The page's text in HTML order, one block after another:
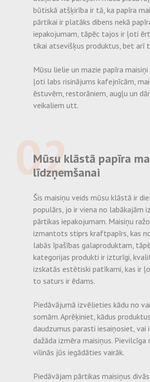
būtiskā atšķirība ir tā, ka papīra
pārtikai ir platāks dibens nekā
iepakojumam, tāpēc tajos ir ļoti
tikai atsevišķus produktus, bet arī
Mūsu lielie un mazie papīra
ļoti labs risinājums kafejnīcām,
ēstuvēm, restorāniem, augļu un
veikaliem utt.
02
Mūsu klāstā papīra
līdzņemšanai
Šis maisiņu veids mūsu klāstā ir
populārs, jo ir viena no labākajām
pārtikas iepakojumam. Maisiņu
izmantots stiprs kraftpapīrs, kas
labās īpašības galaproduktam,
kategorijas produkti ir izturīgi,
izskatās estētiski patīkami, kas ir
to saturs ir ēdams.
Piedāvājumā izvēlieties kādu no
somām. Aprēķiniet, kādus
daudzumus parasti iesaiņosiet, vai
dažāda izmēra maisiņus. Pievilcīga
vilinās jūs iegādāties vairāk.
Piedāvājam pārtikas maisiņus